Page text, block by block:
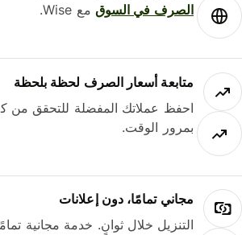
الصرف في السوقمع Wise.
متابعة أسعار الصرف لحظة بلحظة
احفظ عملاتك المفضلة للتحقق من
بمرور الوقت.
مجاني تمامًا، دون إعلانات
التنزيل خلال ثوانٍ. خدمة مجانية